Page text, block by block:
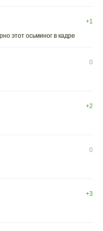
+1
этот осьминог в кадре
0
+2
0
+3